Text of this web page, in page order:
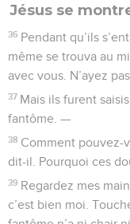
Jésus se
36 Pendant qu’ils
même se trouva au
avec vous. N’ayez
37 Mais ils furent
fantôme. —
38 Comment pouvez-
dit-il. Pourquoi ces
39 Regardez mes
c’est bien moi.